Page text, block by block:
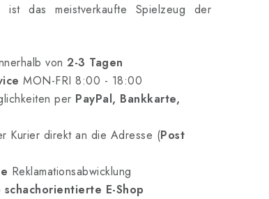
ist das meistverkaufte Spielzeug der
von 2-3 Tagen
MON-FRI 8:00 - 18:00
per PayPal, Bankkarte,
Kurier direkt an die Adresse (Post
Reklamationsabwicklung
E-Shop